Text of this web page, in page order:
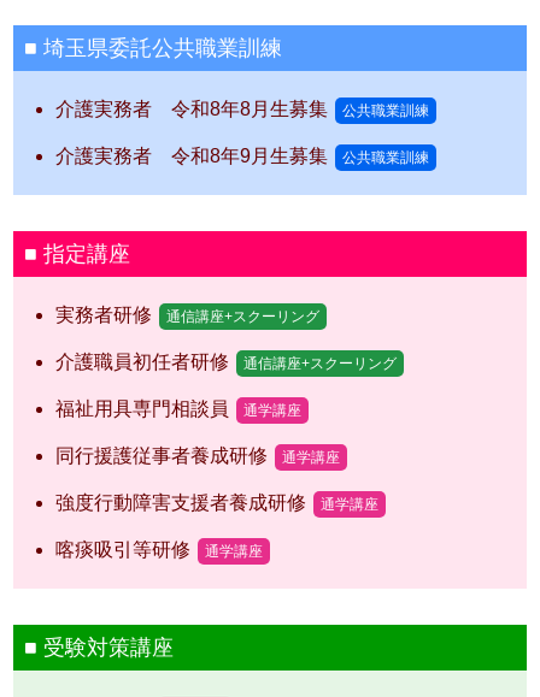
埼玉県委託公共職業訓練
介護実務者 令和8年8月生募集 公共職業訓練
介護実務者 令和8年9月生募集 公共職業訓練
指定講座
実務者研修 通信講座+スクーリング
介護職員初任者研修 通信講座+スクーリング
福祉用具専門相談員 通学講座
同行援護従事者養成研修 通学講座
強度行動障害支援者養成研修 通学講座
喀痰吸引等研修 通学講座
受験対策講座